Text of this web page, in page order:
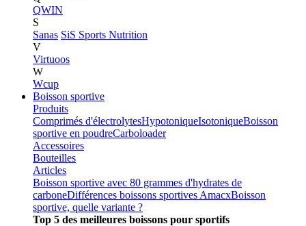
QWIN
S
Sanas SiS Sports Nutrition
V
Virtuoos
W
Wcup
Boisson sportive
Produits
Comprimés d'électrolytesHypotoniqueIsotoniqueBoisson
sportive en poudreCarboloader
Accessoires
Bouteilles
Articles
Boisson sportive avec 80 grammes d'hydrates de
carboneDifférences boissons sportives AmacxBoisson
sportive, quelle variante ?
Top 5 des meilleures boissons pour sportifs